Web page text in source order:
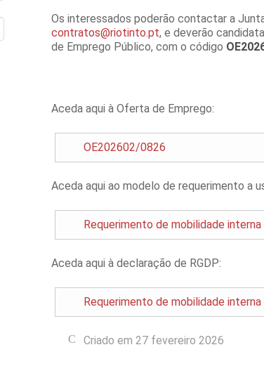
Os interessados poderão contactar a
contratos@riotinto.pt, e deverão
de Emprego Público, com o código
Aceda aqui à Oferta de Emprego:
OE202602/0826
Aceda aqui ao modelo de requerimento a
Requerimento de mobilidade interna
Aceda aqui à declaração de RGDP:
Requerimento de mobilidade interna
Criado em 27 fevereiro 2026